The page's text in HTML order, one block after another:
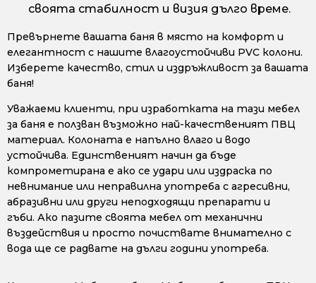
своята стабилност и визия дълго време.
Превърнете вашата баня в място на комфорт и
елегантност с нашите влагоустойчиви PVC колони.
Изберете качество, стил и издръжливост за вашата
баня!
Уважаеми клиенти, при изработката на тази мебел
за баня е ползван възможно най-качественият ПВЦ
материал. Колоната е напълно влаго и водо
устойчива. Единственият начин да бъде
компрометирана е ако се удари или издраска по
невнимание или неправилна употреба с агресивни,
абразивни или други неподходящи препарати и
гъби. Ако пазите своята мебел от механични
въздействия и просто почиствате внимателно с
вода ще се радвате на дълги години употреба.